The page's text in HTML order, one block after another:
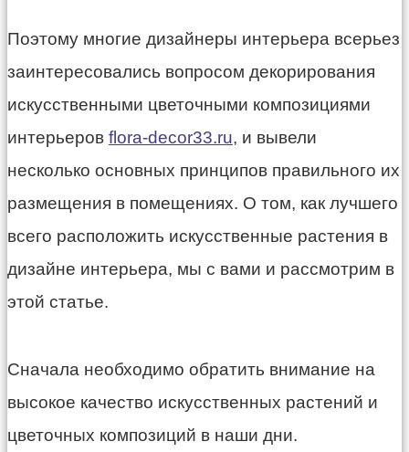
Поэтому многие дизайнеры интерьера всерьез
заинтересовались вопросом декорирования
искусственными цветочными композициями
интерьеров flora-decor33.ru, и вывели
несколько основных принципов правильного их
размещения в помещениях. О том, как лучшего
всего расположить искусственные растения в
дизайне интерьера, мы с вами и рассмотрим в
этой статье.
Сначала необходимо обратить внимание на
высокое качество искусственных растений и
цветочных композиций в наши дни.